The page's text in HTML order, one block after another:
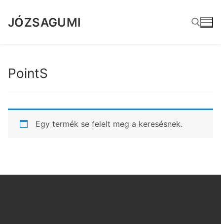
tartalomra
JÓZSAGUMI
PointS
Egy termék se felelt meg a keresésnek.